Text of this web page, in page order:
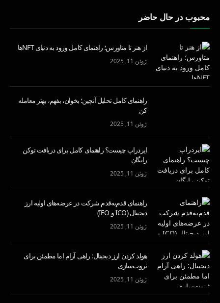
محبوب در حال حاضر
از هنر تا متاورس؛ راهنمای کامل ورود به دنیای NFTها
ژوئن 11, 2025
راهنمای کامل تحلیل آنچین؛ بخوان، بفهم، بهتر معامله
کن
ژوئن 11, 2025
ایردراپ چیست؟ راهنمای کامل برای دریافت توکن
رایگان
ژوئن 11, 2025
راهنمای قدم‌به‌قدم شرکت در عرضه‌های اولیه ارز
دیجیتال (ICO و IEO)
ژوئن 11, 2025
هولد کردن ارز دیجیتال: راهی آرام اما مطمئن برای
ثروت‌سازی
ژوئن 11, 2025